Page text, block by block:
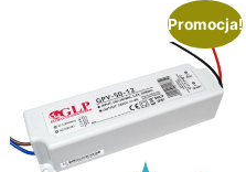
Promocja!